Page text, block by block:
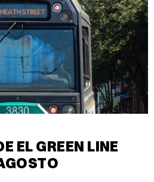
EL GREEN LINE